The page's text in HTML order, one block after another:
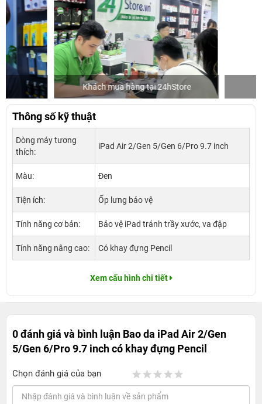
Khách mua hàng tại 24hStore
Thông số kỹ thuật
Dòng máy tương
thích:
iPad Air 2/Gen 5/Gen 6/Pro 9.7 inch
Màu: Đen
Tiện ích: Ốp lưng bảo vệ
Tính năng cơ bản: Bảo vệ iPad tránh trầy xước, va đập
Tính năng nâng cao: Có khay đựng Pencil
Xem cấu hình chi tiết
0 đánh giá và bình luận Bao da iPad Air 2/Gen
5/Gen 6/Pro 9.7 inch có khay đựng Pencil
Chọn đánh giá của bạn